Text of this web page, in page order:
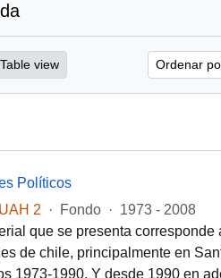
Table view Ordenar
Políticos
2
· Fondo · 1973 - 2008
que se presenta
de chile, principalmente en
1973-1990. Y desde 1990 en